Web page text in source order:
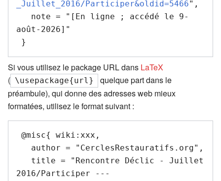
_Juillet_2016/Participer&oldid=5466",
août-2026]"
Si vous utilisez le package URL dans LaTeX
( \usepackage{url}
quelque part dans le
préambule), qui donne des adresses web mieux
formatées, utilisez le format suivant :
2016/Participer ---